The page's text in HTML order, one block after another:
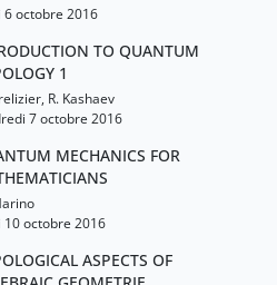
6 octobre 2016
TO QUANTUM
1
R. Kashaev
7 octobre 2016
MECHANICS FOR
10 octobre 2016
ASPECTS OF